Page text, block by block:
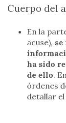
Cuerpo del
En la
acuse),
ha sido
de ello.
órdenes
detallar el